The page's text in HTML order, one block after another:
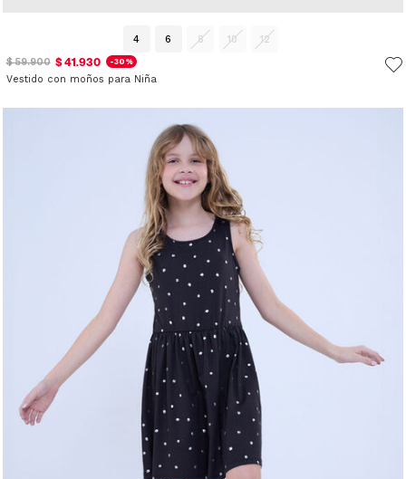
4 6 8 10
12
$ 59.900 $ 41.930 -30%
Vestido con moños para Niña